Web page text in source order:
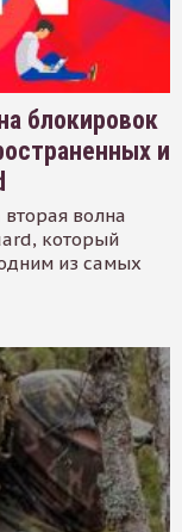
блокировок
и
волна
который
из самых